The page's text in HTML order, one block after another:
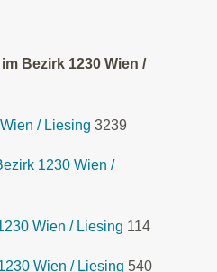
Bezirk 1230 Wien /
/ Liesing 3239
1230 Wien /
Wien / Liesing 114
Wien / Liesing 540